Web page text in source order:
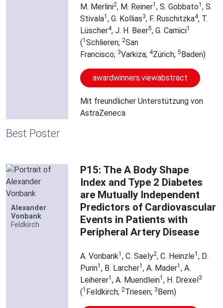
M. Merlini2, M. Reiner1 , S. Gobbato1 , S.
Stivala1 , G. Kollias3, F. Ruschitzka4, T.
Lüscher4, J. H. Beer5, G. Camici1
(1Schlieren;2San
Francisco; 3Varkiza; 4Zürich;5Baden)
awardwinners.viewabstract
Mit freundlicher Unterstützung von
AstraZeneca
Best Poster
Alexander
Vonbank
Feldkirch
P15: The A Body Shape
Index and Type 2 Diabetes
are Mutually Independent
Predictors of Cardiovascular
Events in Patients with
Peripheral Artery Disease
A. Vonbank1 , C. Saely2, C. Heinzle1 , D.
Purin1 , B. Larcher1 , A. Mader1 , A.
Leiherer1 , A. Muendlein1 , H. Drexel3
(1 Feldkirch;2Triesen; 3Bern)